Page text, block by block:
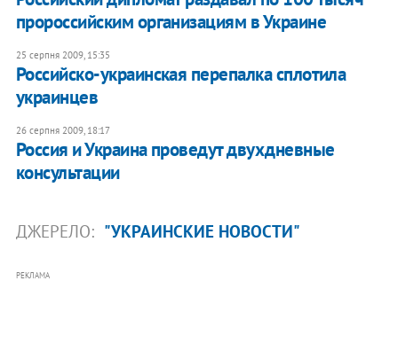
пророссийским организациям в Украине
25 серпня 2009, 15:35
Российско-украинская перепалка сплотила
украинцев
26 серпня 2009, 18:17
Россия и Украина проведут двухдневные
консультации
ДЖЕРЕЛО: "УКРАИНСКИЕ НОВОСТИ"
РЕКЛАМА